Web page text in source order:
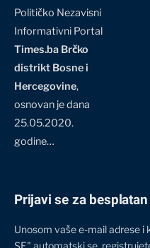
Političko Nezavisni
Informativni Portal
Times.ba Brčko
distrikt Bosne i
Hercegovine,
osnovan je dana
25.05.2020.
godine…
Prijavi se za
Unosom vaše e-mail adrese
SE" automatski se